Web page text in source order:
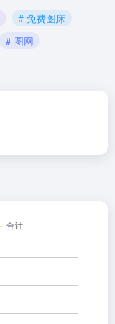
# 免费图床
# 图网